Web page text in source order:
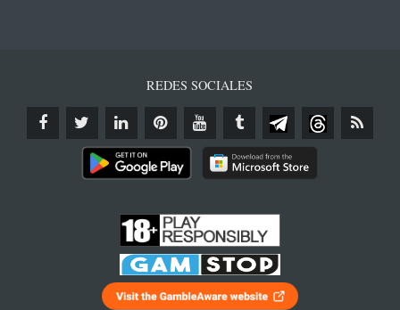
REDES SOCIALES